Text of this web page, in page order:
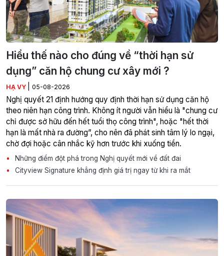
Hiểu thế nào cho đúng về “thời hạn sử
dụng” căn hộ chung cư xây mới ?
HẠ VY 05-08-2026
Nghị quyết 21 định hướng quy định thời hạn sử dụng căn hộ
theo niên hạn công trình. Không ít người vẫn hiểu là "chung cư
chỉ được sở hữu đến hết tuổi thọ công trình", hoặc "hết thời
hạn là mất nhà ra đường”, cho nên đã phát sinh tâm lý lo ngại,
chờ đợi hoặc cân nhắc kỹ hơn trước khi xuống tiền.
Những điểm đột phá trong Nghị quyết mới về đất đai
Cityview Signature khẳng định giá trị ngay từ khi ra mắt